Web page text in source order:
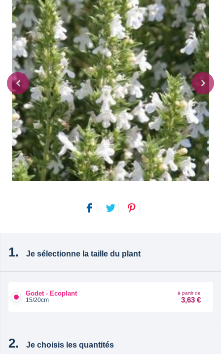
Je sélectionne la taille du plant
Godet - Ecoplant
15/20cm
à partir de
3,63 €
Je choisis les quantités